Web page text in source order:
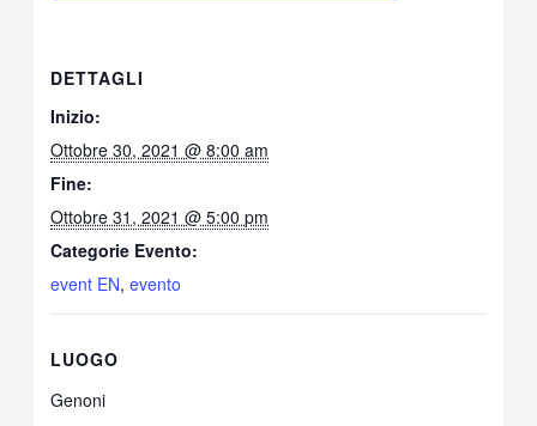
DETTAGLI
Inizio:
Ottobre 30, 2021 @ 8:00 am
Fine:
Ottobre 31, 2021 @ 5:00 pm
Categorie Evento:
event EN,evento
LUOGO
Genoni